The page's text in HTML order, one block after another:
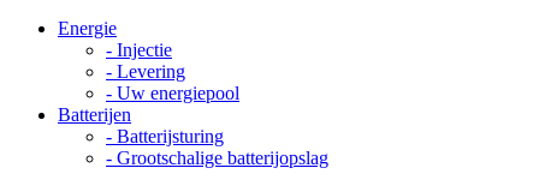
Energie
- Injectie
- Levering
- Uw energiepool
Batterijen
- Batterijsturing
- Grootschalige batterijopslag